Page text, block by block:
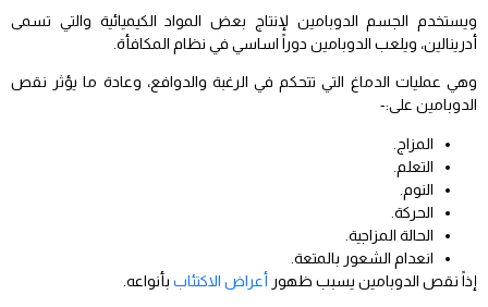
ويستخدم الجسم الدوبامين لإنتاج بعض المواد الكيميائية والتي تسمى
أدرينالين، ويلعب الدوبامين دوراً اساسي في نظام المكافأة.
وهي عمليات الدماغ التي تتحكم في الرغبة والدوافع، وعادة ما يؤثر نقص
الدوبامين على:-
المزاج.
التعلم.
النوم.
الحركة.
الحالة المزاجية.
انعدام الشعور بالمتعة.
إذاً نقص الدوبامين يسبب ظهور أعراض الاكتئاب بأنواعه.